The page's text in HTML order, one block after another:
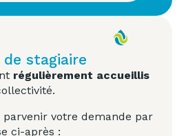
stagiaire
régulièrement accueillis
parvenir votre demande par
ci-après :